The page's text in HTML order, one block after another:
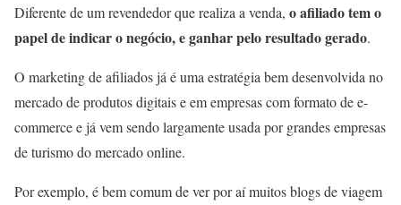
Diferente de um revendedor que realiza a venda, o afiliado tem o
papel de indicar o negócio, e ganhar pelo resultado gerado.
O marketing de afiliados já é uma estratégia bem desenvolvida no
mercado de produtos digitais e em empresas com formato de e-
commerce e já vem sendo largamente usada por grandes empresas
de turismo do mercado online.
Por exemplo, é bem comum de ver por aí muitos blogs de viagem